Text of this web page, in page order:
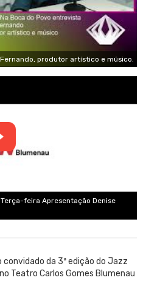
produtor artístico e músico.
Terça-feira Apresentação Denise
da 3ª edição do Jazz
Teatro Carlos Gomes Blumenau